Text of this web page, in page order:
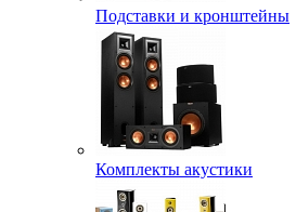
Подставки и кронштейны
Комплекты акустики